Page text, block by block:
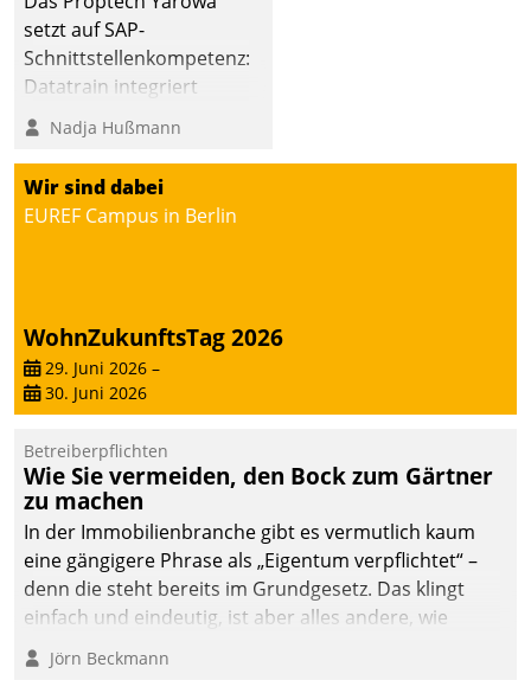
setzt auf SAP-
Schnittstellenkompetenz:
Datatrain integriert
Yarowas Portal zur
Vergabe und Verwaltung
von Aufträgen der
operativen
Instandhaltung in die
– und beschleunigt damit
den Weg vom
Mieteranliegen zum
Nadja Hußmann
Wir sind dabei
EUREF Campus in Berlin
WohnZukunftsTag 2026
29. Juni 2026 –
30. Juni 2026
Betreiberpflichten
Wie Sie vermeiden, den Bock zum Gärtner
zu machen
In der Immobilienbranche gibt es vermutlich kaum
eine gängigere Phrase als „Eigentum verpflichtet“ –
denn die steht bereits im Grundgesetz. Das klingt
einfach und eindeutig, ist aber alles andere, wie
Branchenbeschäftigte wissen. Denn mit der
Verantwortung folgen Verpflichtungen.
Jörn Beckmann